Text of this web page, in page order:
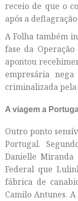
receio de que o
após a
A Folha também
fase da
apontou
empresária
criminalizada
A viagem a
Outro ponto
Portugal.
Danielle Miranda
Federal que
fábrica de
Camilo Antunes.